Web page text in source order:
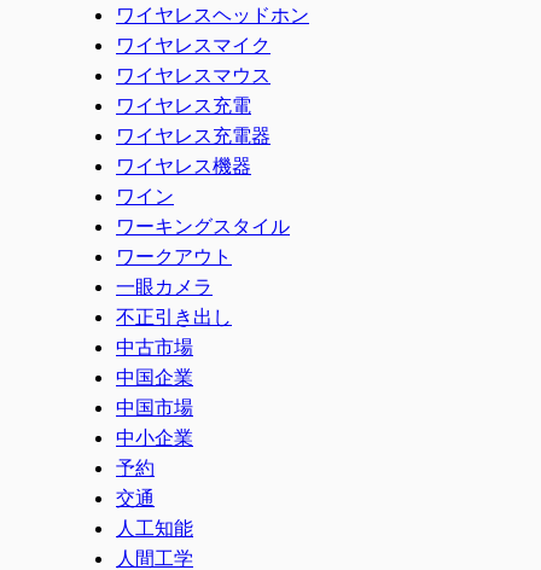
ワイヤレスヘッドホン
ワイヤレスマイク
ワイヤレスマウス
ワイヤレス充電
ワイヤレス充電器
ワイヤレス機器
ワイン
ワーキングスタイル
ワークアウト
一眼カメラ
不正引き出し
中古市場
中国企業
中国市場
中小企業
予約
交通
人工知能
人間工学